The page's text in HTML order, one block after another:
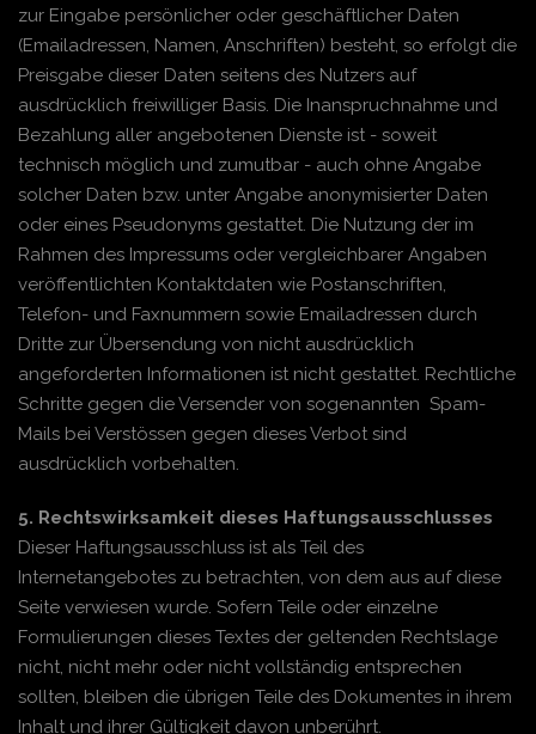
zur Eingabe persönlicher oder geschäftlicher Daten
(Emailadressen, Namen, Anschriften) besteht, so erfolgt die
Preisgabe dieser Daten seitens des Nutzers auf
ausdrücklich freiwilliger Basis. Die Inanspruchnahme und
Bezahlung aller angebotenen Dienste ist - soweit
technisch möglich und zumutbar - auch ohne Angabe
solcher Daten bzw. unter Angabe anonymisierter Daten
oder eines Pseudonyms gestattet. Die Nutzung der im
Rahmen des Impressums oder vergleichbarer Angaben
veröffentlichten Kontaktdaten wie Postanschriften,
Telefon- und Faxnummern sowie Emailadressen durch
Dritte zur Übersendung von nicht ausdrücklich
angeforderten Informationen ist nicht gestattet. Rechtliche
Schritte gegen die Versender von sogenannten Spam-
Mails bei Verstössen gegen dieses Verbot sind
ausdrücklich vorbehalten.
5. Rechtswirksamkeit dieses Haftungsausschlusses
Dieser Haftungsausschluss ist als Teil des
Internetangebotes zu betrachten, von dem aus auf diese
Seite verwiesen wurde. Sofern Teile oder einzelne
Formulierungen dieses Textes der geltenden Rechtslage
nicht, nicht mehr oder nicht vollständig entsprechen
sollten, bleiben die übrigen Teile des Dokumentes in ihrem
Inhalt und ihrer Gültigkeit davon unberührt.